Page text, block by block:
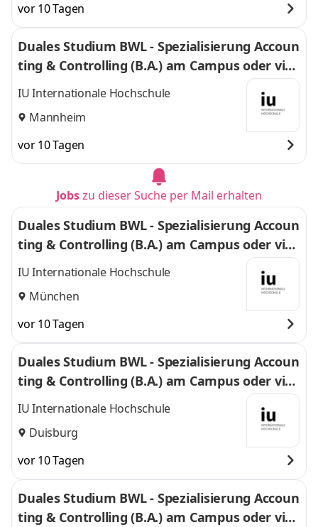
vor 10 Tagen
Duales Studium BWL - Spezialisierung Accoun
ting & Controlling (B.A.) am Campus oder virt
uell
IU Internationale Hochschule
Mannheim
vor 10 Tagen
Jobszu dieser Suche per Mail erhalten
Duales Studium BWL - Spezialisierung Accoun
ting & Controlling (B.A.) am Campus oder virt
uell
IU Internationale Hochschule
München
vor 10 Tagen
Duales Studium BWL - Spezialisierung Accoun
ting & Controlling (B.A.) am Campus oder virt
uell
IU Internationale Hochschule
Duisburg
vor 10 Tagen
Duales Studium BWL - Spezialisierung Accoun
ting & Controlling (B.A.) am Campus oder virt